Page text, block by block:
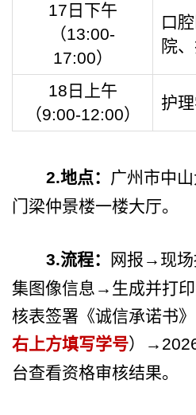
17 日下午
（13:00-
17:00）
口
院
18 日上午
（9:00-12:00）
护
2.地点： 广州市中
门梁仲景楼一楼大厅。
3.流程：
网报→现
集图像信息→生成并打
核表签署《诚信承诺书
右上方填写学号）→
台查看资格审核结果。